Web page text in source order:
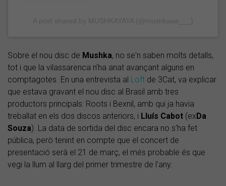
Sobre el nou disc de Mushka, no se'n saben molts detalls,
tot i que la vilassarenca n'ha anat avançant alguns en
comptagotes. En una entrevista al Loft de 3Cat, va explicar
que estava gravant el nou disc al Brasil amb tres
productors principals: Roots i Bexnil, amb qui ja havia
treballat en els dos discos anteriors, i Lluís Cabot (exDa
Souza). La data de sortida del disc encara no s'ha fet
pública, però tenint en compte que el concert de
presentació serà el 21 de març, el més probable és que
vegi la llum al llarg del primer trimestre de l'any.